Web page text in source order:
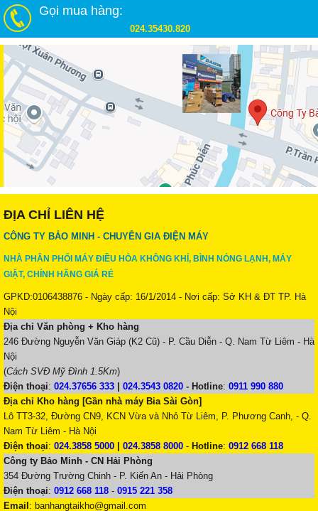
Gọi mua hàng:
024.35430.820
ĐỊA CHỈ LIÊN HỆ
CÔNG TY BẢO MINH - CHUYÊN GIA ĐIỆN MÁY
NHÀ PHÂN PHỐI MÁY ĐIỀU HÒA KHÔNG KHÍ, BÌNH NÓNG LẠNH, MÁY
GIẶT, CHÍNH HÃNG GIÁ RẺ
GPKD:0106438876 - Ngày cấp: 16/1/2014 - Nơi cấp: Sở KH & ĐT TP. Hà
Nội
Địa chỉ Văn phòng + Kho hàng
246 Đường Nguyễn Văn Giáp (K2 Cũ) - P. Cầu Diễn - Q. Nam Từ Liêm - Hà
Nội
(Cách SVĐ Mỹ Đình 1.5Km)
Điện thoại: 024.37656 333 024.3543 0820 - Hotline: 0911 990 880
Địa chỉ Kho hàng [Gần nhà máy Bia Sài Gòn]
Lô TT3-32, Đường CN9, KCN Vừa và Nhỏ Từ Liêm, P. Phương Canh, - Q.
Nam Từ Liêm - Hà Nội
Điện thoại: 024.3858 5000 024.3858 8000 - Hotline: 0912 668 118
Công ty Bảo Minh - CN Hải Phòng
354 Đường Trường Chinh - P. Kiến An - Hải Phòng
Điện thoại: 0912 668 118 - 0915 221 358
Email : banhangtaikho@gmail.com